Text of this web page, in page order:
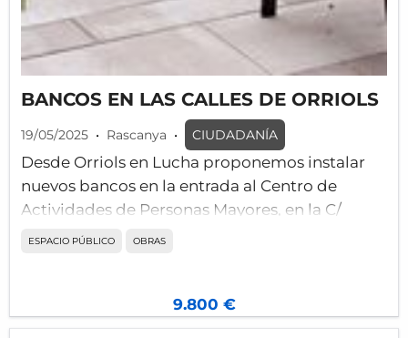
BANCOS EN LAS CALLES DE ORRIOLS
19/05/2025 • Rascanya • CIUDADANÍA
Desde Orriols en Lucha proponemos instalar
nuevos bancos en la entrada al Centro de
Actividades de Personas Mayores, en la C/
Santiago Rusiñol, y en los parterres de la ronda
necesitan sentarse y descansar en sus
desplazamientos diarios, y en nuestro barrio
ESPACIO PÚBLICO OBRAS
9.800 €